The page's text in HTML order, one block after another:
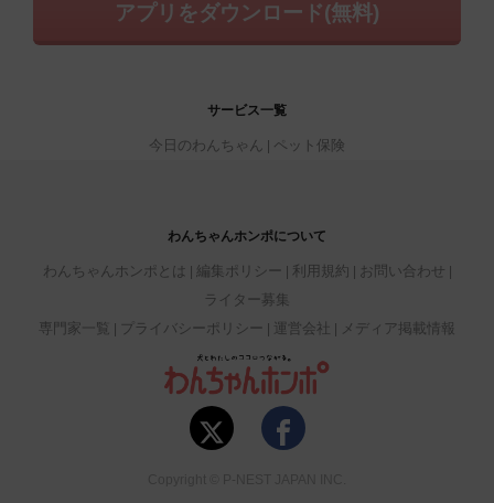
アプリをダウンロード(無料)
サービス一覧
今日のわんちゃん ペット保険
わんちゃんホンポについて
わんちゃんホンポとは 編集ポリシー 利用規約
お問い合わせ
ライター募集
専門家一覧
プライバシーポリシー 運営会社 メディア掲載情報